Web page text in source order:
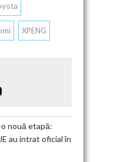
XPENG
nouă etapă:
au intrat oficial în